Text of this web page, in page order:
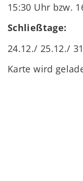
15:30 Uhr bzw.
Schließtage:
24.12./ 25.12./
Karte wird